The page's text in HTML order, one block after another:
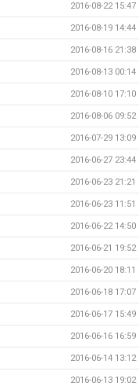
2016-08-22 15:47
2016-08-19 14:44
2016-08-16 21:38
2016-08-13 00:14
2016-08-10 17:10
2016-08-06 09:52
2016-07-29 13:09
2016-06-27 23:44
2016-06-23 21:21
2016-06-23 11:51
2016-06-22 14:50
2016-06-21 19:52
2016-06-20 18:11
2016-06-18 17:07
2016-06-17 15:49
2016-06-16 16:59
2016-06-14 13:12
2016-06-13 19:02